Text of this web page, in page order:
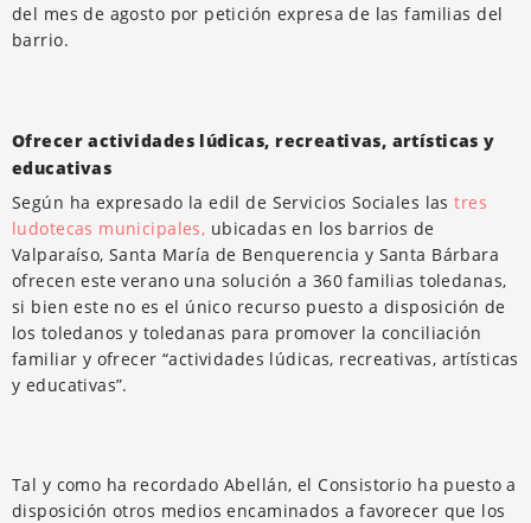
del mes de agosto por petición expresa de las familias del
barrio.
Ofrecer actividades lúdicas, recreativas, artísticas y
educativas
Según ha expresado la edil de Servicios Sociales lastres
ludotecas municipales, ubicadas en los barrios de
Valparaíso, Santa María de Benquerencia y Santa Bárbara
ofrecen este verano una solución a 360 familias toledanas,
si bien este no es el único recurso puesto a disposición de
los toledanos y toledanas para promover la conciliación
familiar y ofrecer “actividades lúdicas, recreativas, artísticas
y educativas”.
Tal y como ha recordado Abellán, el Consistorio ha puesto a
disposición otros medios encaminados a favorecer que los